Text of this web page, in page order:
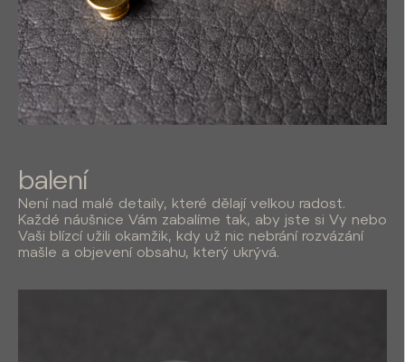
balení
Není nad malé detaily, které dělají velkou radost.
Každé náušnice Vám zabalíme tak, aby jste si Vy nebo
Vaši blízcí užili okamžik, kdy už nic nebrání rozvázání
mašle a objevení obsahu, který ukrývá.